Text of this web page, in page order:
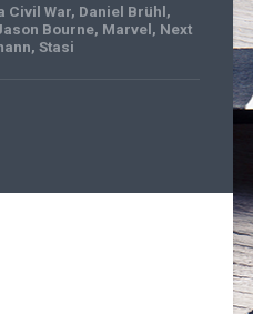
Civil War, Daniel Brühl,
Bourne, Marvel, Next
, Stasi